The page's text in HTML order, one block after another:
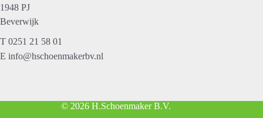
1948 PJ
Beverwijk
T 0251 21 58 01
E info@hschoenmakerbv.nl
© 2026 H.Schoenmaker B.V.